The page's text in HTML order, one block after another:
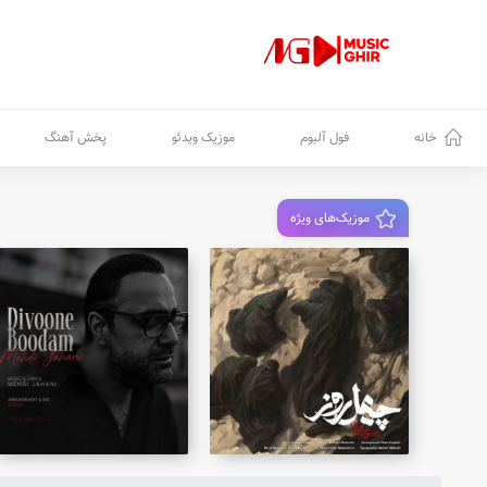
خانه فول آلبوم موزیک ویدئو پخش آهنگ
موزیک‌های ویژه